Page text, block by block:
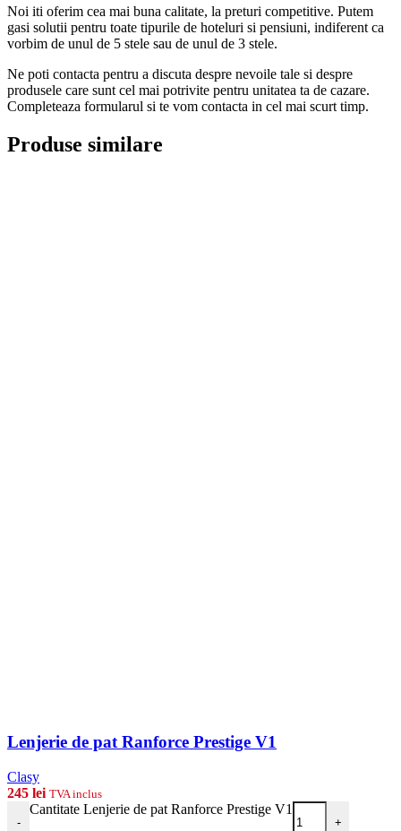
Noi iti oferim cea mai buna calitate, la preturi competitive. Putem
gasi solutii pentru toate tipurile de hoteluri si pensiuni, indiferent ca
vorbim de unul de 5 stele sau de unul de 3 stele.
Ne poti contacta pentru a discuta despre nevoile tale si despre
produsele care sunt cel mai potrivite pentru unitatea ta de cazare.
Completeaza formularul si te vom contacta in cel mai scurt timp.
Produse similare
Lenjerie de pat Ranforce Prestige V1
Clasy
245 lei TVA inclus
-
Cantitate Lenjerie de pat Ranforce Prestige V1
+